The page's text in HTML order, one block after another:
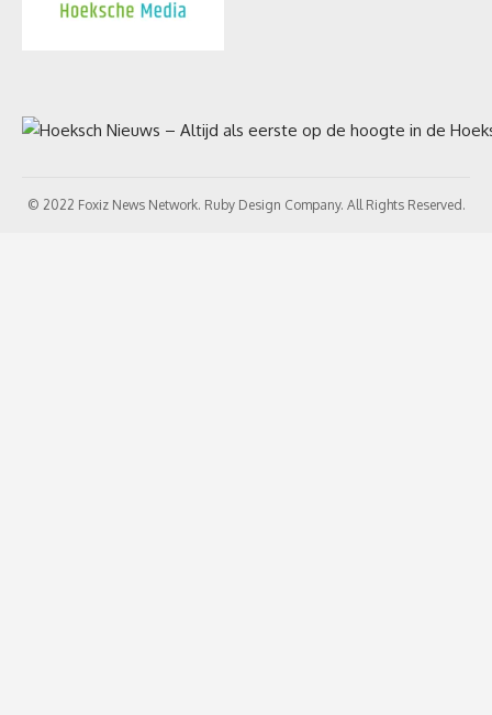
© 2022 Foxiz News Network. Ruby Design Company. All Rights Reserved.